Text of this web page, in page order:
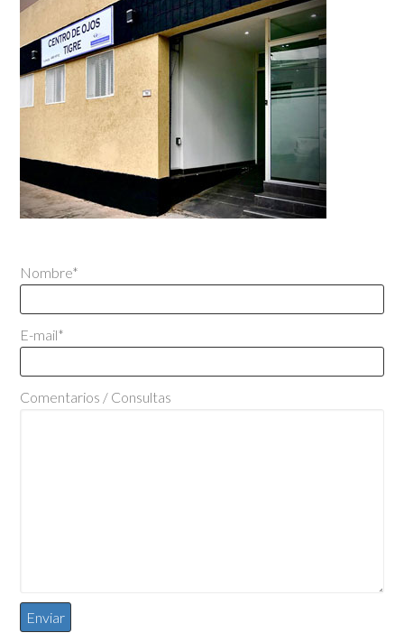
Nombre*
E-mail*
Comentarios / Consultas